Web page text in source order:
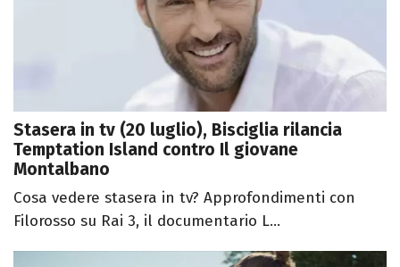
Stasera in tv (20 luglio), Bisciglia rilancia
Temptation Island contro Il giovane
Montalbano
Cosa vedere stasera in tv? Approfondimenti con
Filorosso su Rai 3, il documentario L...